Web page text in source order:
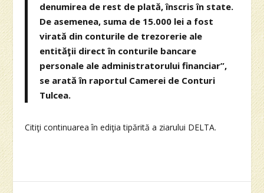
denumirea de rest de plată, înscris în state.
De asemenea, suma de 15.000 lei a fost
virată din conturile de trezorerie ale
entităţii direct în conturile bancare
personale ale administratorului financiar”,
se arată în raportul Camerei de Conturi
Tulcea.
Citiţi continuarea în ediţia tipărită a ziarului DELTA.